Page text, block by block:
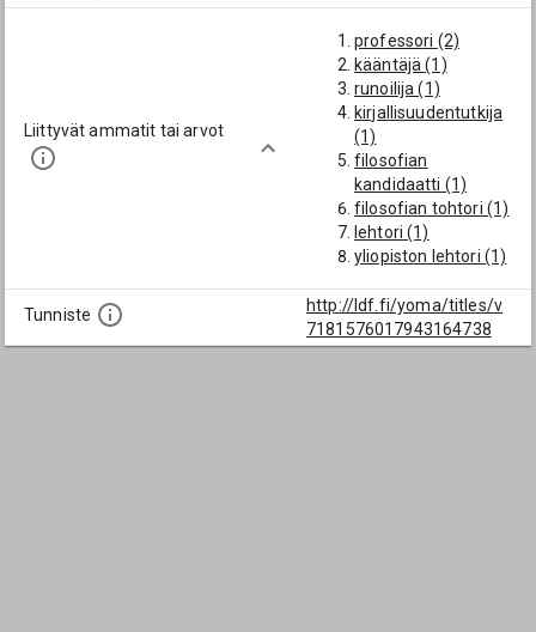
Liittyvät ammatit tai arvot
professori (2)
kääntäjä (1)
runoilija (1)
kirjallisuudentutkija
(1)
filosofian
kandidaatti (1)
filosofian tohtori (1)
lehtori (1)
yliopiston lehtori (1)
(1)
kirjailija (1)
Tunniste
http://ldf.fi/yoma/titles/v
7181576017943164738